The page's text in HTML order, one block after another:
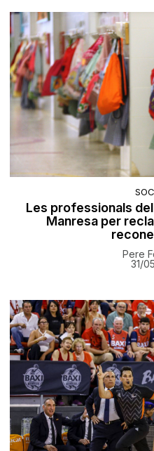
Les professionals
Manresa per
Pere
31/